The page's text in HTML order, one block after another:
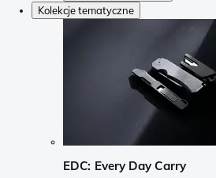
Kolekcje tematyczne
EDC: Every Day Carry